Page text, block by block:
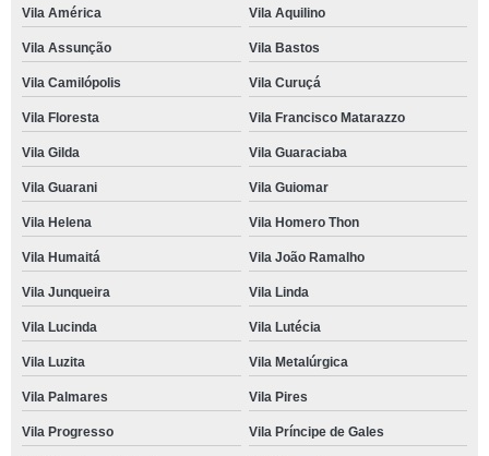
Vila América Vila Aquilino
Vila Assunção Vila Bastos
Vila Camilópolis Vila Curuçá
Vila Floresta Vila Francisco Matarazzo
Vila Gilda Vila Guaraciaba
Vila Guarani Vila Guiomar
Vila Helena Vila Homero Thon
Vila Humaitá Vila João Ramalho
Vila Junqueira Vila Linda
Vila Lucinda Vila Lutécia
Vila Luzita Vila Metalúrgica
Vila Palmares Vila Pires
Vila Progresso Vila Príncipe de Gales